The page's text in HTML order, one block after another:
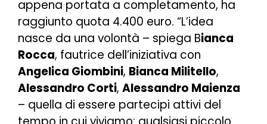
appena portata a completamento, ha
raggiunto quota 4.400 euro. “L’idea
nasce da una volontà – spiega Bianca
Rocca, fautrice dell’iniziativa con
Angelica Giombini, Bianca Militello,
Alessandro Corti, Alessandro Maienza
– quella di essere partecipi attivi del